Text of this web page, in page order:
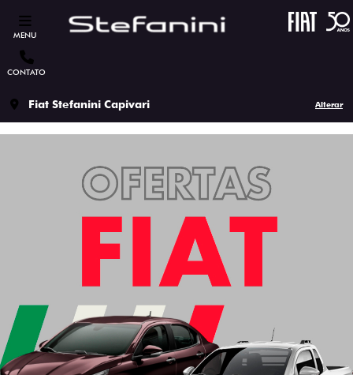
MENU
CONTATO
Fiat Stefanini Capivari Alterar